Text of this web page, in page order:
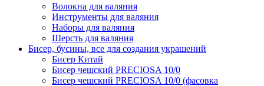
Волокна для валяния
Инструменты для валяния
Наборы для валяния
Шерсть для валяния
Бисер, бусины, все для создания украшений
Бисер Китай
Бисер чешский PRECIOSA 10/0
Бисер чешский PRECIOSA 10/0 (фасовка